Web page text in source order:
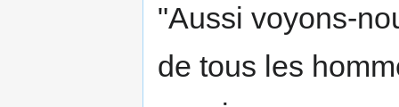
"Aussi voyons-
de tous les